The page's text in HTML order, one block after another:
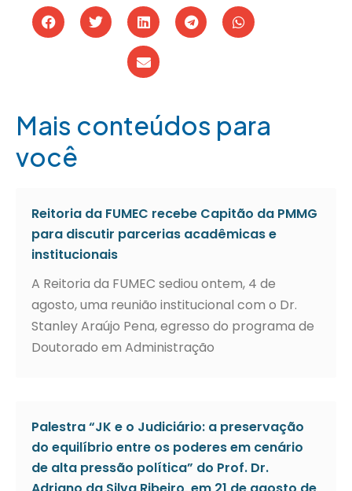
Mais conteúdos para
você
Reitoria da FUMEC recebe Capitão da PMMG
para discutir parcerias acadêmicas e
institucionais
A Reitoria da FUMEC sediou ontem, 4 de
agosto, uma reunião institucional com o Dr.
Stanley Araújo Pena, egresso do programa de
Doutorado em Administração
Palestra “JK e o Judiciário: a preservação
do equilíbrio entre os poderes em cenário
de alta pressão política” do Prof. Dr.